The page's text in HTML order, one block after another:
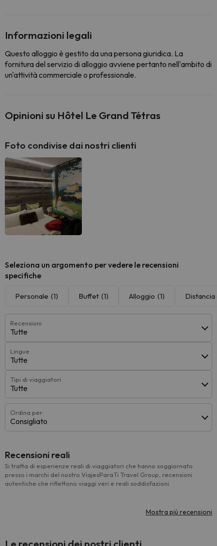
Informazioni legali
Questo alloggio è gestito da una persona giuridica. La
fornitura del servizio di alloggio avviene pertanto nell'ambito di
un'attività commerciale o professionale.
Opinioni su Hôtel Le Grand Tétras
Foto condivise dai nostri clienti
Seleziona un argomento per vedere le recensioni
specifiche
Personale (1) Buffet (1) Alloggio (1) Distancia
Recensioni
Tutte
Lingue
Tutte
Tipi di viaggiatori
Tutte
Ordina per:
Consigliato
Recensioni reali
Si tratta di esperienze reali di viaggiatori che hanno soggiornato
presso i marchi del nostro ViajesParaTi Travel Group, recensioni
autentiche che riflettono viaggi veri e reali soddisfazioni.
Mostra più recensioni